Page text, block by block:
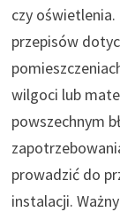
czy
przepisów
wilgoci lub
powszechnym
prowadzić do
instalacji.